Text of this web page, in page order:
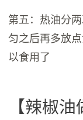
第五：热油分
匀之后再多放
以食用了
【辣椒